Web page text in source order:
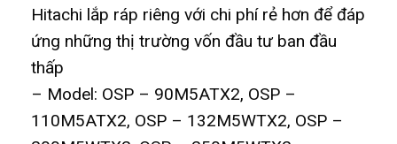
Hitachi lắp ráp riêng với chi phí rẻ hơn để đáp
ứng những thị trường vốn đầu tư ban đầu
thấp
– Model: OSP – 90M5ATX2, OSP –
110M5ATX2, OSP – 132M5WTX2, OSP –